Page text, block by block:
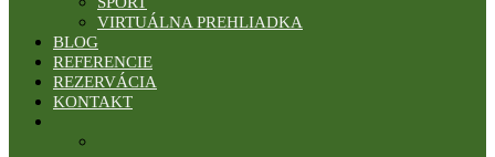
VIRTUÁLNA PREHLIADKA
BLOG
REFERENCIE
REZERVÁCIA
KONTAKT